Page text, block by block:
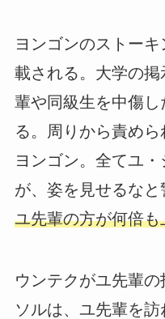
ヨンゴンのストー
載される。大学の
輩や同級生を中傷
る。周りから責め
ヨンゴン。全てユ
が、姿を見せるなと
ユ先輩の方が何倍も
ウンテクがユ先輩
ソルは、ユ先輩を